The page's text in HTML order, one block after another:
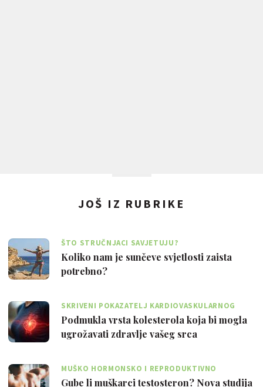
JOŠ IZ RUBRIKE
ŠTO STRUČNJACI SAVJETUJU?
Koliko nam je sunčeve svjetlosti zaista
potrebno?
SKRIVENI POKAZATELJ KARDIOVASKULARNOG
RIZIKA
Podmukla vrsta kolesterola koja bi mogla
ugrožavati zdravlje vašeg srca
MUŠKO HORMONSKO I REPRODUKTIVNO
ZDRAVLJE
Gube li muškarci testosteron? Nova studija